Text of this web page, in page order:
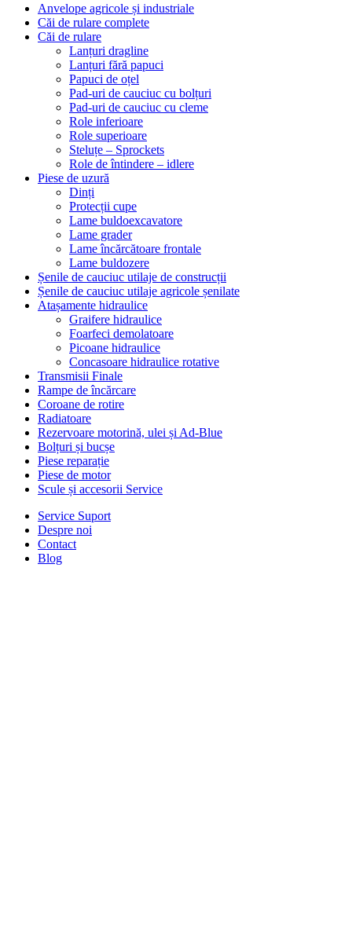
Anvelope agricole și industriale
Căi de rulare complete
Căi de rulare
Lanțuri dragline
Lanțuri fără papuci
Papuci de oțel
Pad-uri de cauciuc cu bolțuri
Pad-uri de cauciuc cu cleme
Role inferioare
Role superioare
Steluțe – Sprockets
Role de întindere – idlere
Piese de uzură
Dinți
Protecții cupe
Lame buldoexcavatore
Lame grader
Lame încărcătoare frontale
Lame buldozere
Șenile de cauciuc utilaje de construcții
Șenile de cauciuc utilaje agricole șenilate
Atașamente hidraulice
Graifere hidraulice
Foarfeci demolatoare
Picoane hidraulice
Concasoare hidraulice rotative
Transmisii Finale
Rampe de încărcare
Coroane de rotire
Radiatoare
Rezervoare motorină, ulei și Ad-Blue
Bolțuri și bucșe
Piese reparație
Piese de motor
Scule și accesorii Service
Service Suport
Despre noi
Contact
Blog